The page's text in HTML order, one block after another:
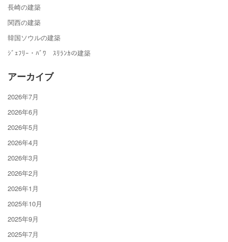
長崎の建築
関西の建築
韓国ソウルの建築
ｼﾞｪﾌﾘｰ・ﾊﾞﾜ ｽﾘﾗﾝｶの建築
アーカイブ
2026年7月
2026年6月
2026年5月
2026年4月
2026年3月
2026年2月
2026年1月
2025年10月
2025年9月
2025年7月